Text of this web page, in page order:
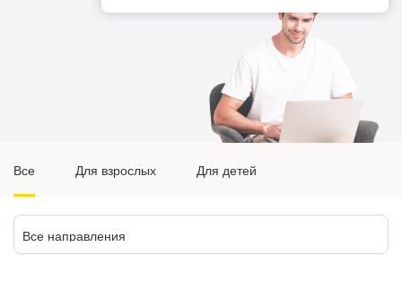
Прием хирурга
Прием кардиолога
Все Для взрослых Для детей
Все направления